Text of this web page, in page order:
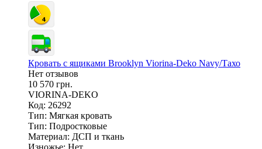
Кровать с ящиками Brooklyn Viorina-Deko Navy/Тахо
Нет отзывов
10 570 грн.
VIORINA-DEKO
Код: 26292
Тип: Мягкая кровать
Тип: Подростковые
Материал: ДСП и ткань
Изножье: Нет